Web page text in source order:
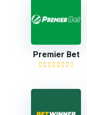
Premier Bet